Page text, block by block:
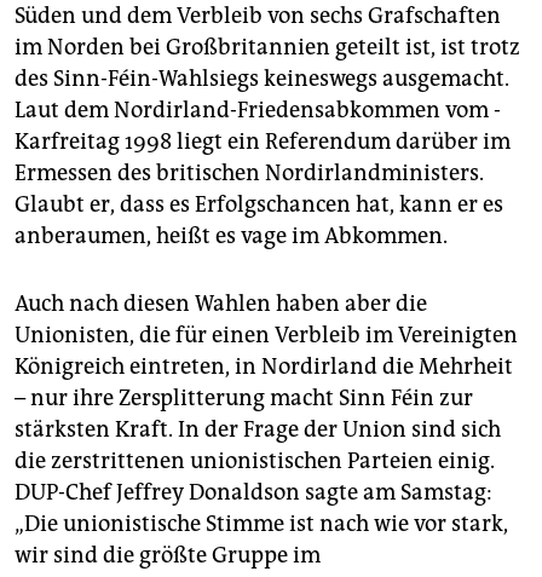
Süden und dem Verbleib von sechs Grafschaften
im Norden bei Großbritannien geteilt ist, ist trotz
des Sinn-Féin-Wahlsiegs keineswegs ausgemacht.
Laut dem Nordirland-Friedensabkommen vom ­
Karfreitag 1998 liegt ein Referendum darüber im
Ermessen des britischen Nordirlandministers.
Glaubt er, dass es Erfolgschancen hat, kann er es
anberaumen, heißt es vage im Abkommen.
Auch nach diesen Wahlen haben aber die
Unionisten, die für einen Verbleib im Vereinigten
Königreich eintreten, in Nordirland die Mehrheit
– nur ihre Zersplitterung macht Sinn Féin zur
stärksten Kraft. In der Frage der Union sind sich
die zerstrittenen unio­nis­ti­schen Parteien einig.
DUP-Chef Jeffrey Donaldson sagte am Samstag:
„Die unionistische Stimme ist nach wie vor stark,
wir sind die größte Gruppe im